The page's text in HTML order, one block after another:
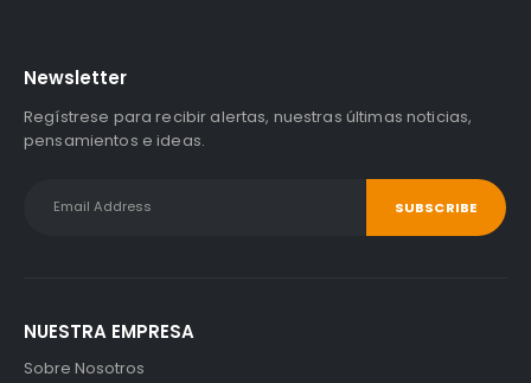
Newsletter
Regístrese para recibir alertas, nuestras últimas noticias,
pensamientos e ideas.
NUESTRA EMPRESA
Sobre Nosotros